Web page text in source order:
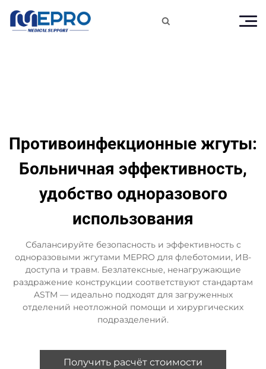

Противоинфекционные жгуты:
Больничная эффективность,
удобство одноразового
использования
Сбалансируйте безопасность и эффективность с
одноразовыми жгутами MEPRO для флеботомии, ИВ-
доступа и травм. Безлатексные, ненагружающие
раздражение конструкции соответствуют стандартам
ASTM — идеально подходят для загруженных
отделений неотложной помощи и хирургических
подразделений.
Получить расчёт стоимости